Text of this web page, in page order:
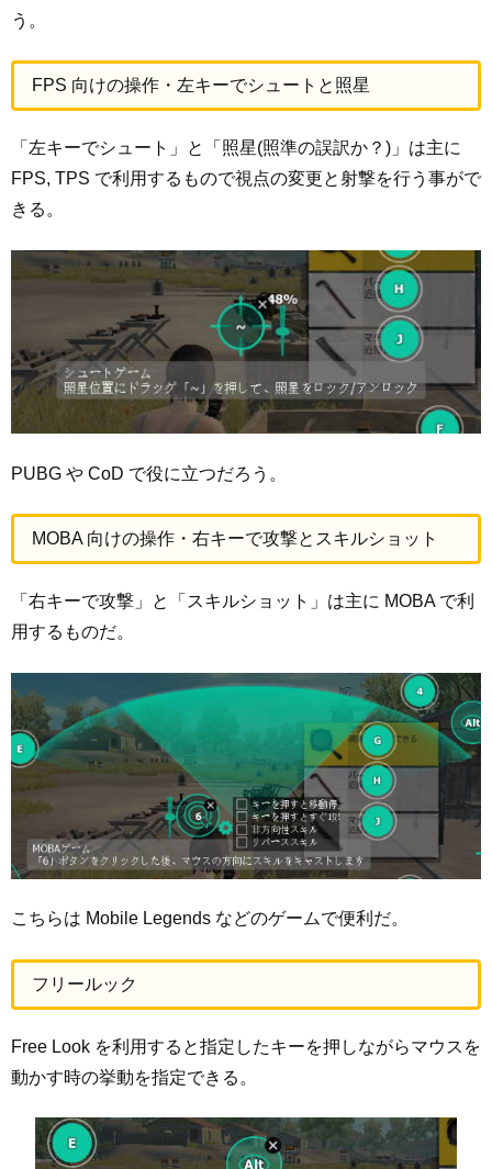
う。
FPS 向けの操作・左キーでシュートと照星
「左キーでシュート」と「照星(照準の誤訳か？)」は主に
FPS, TPS で利用するもので視点の変更と射撃を行う事がで
きる。
PUBG や CoD で役に立つだろう。
MOBA 向けの操作・右キーで攻撃とスキルショット
「右キーで攻撃」と「スキルショット」は主に MOBA で利
用するものだ。
こちらは Mobile Legends などのゲームで便利だ。
フリールック
Free Look を利用すると指定したキーを押しながらマウスを
動かす時の挙動を指定できる。